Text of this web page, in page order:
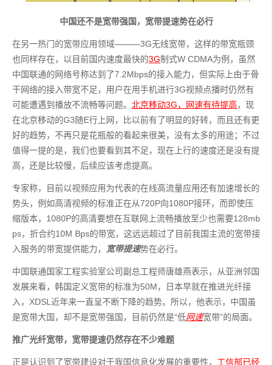
中国还不是宽带强国，宽带提速势在必行
在另一热门的宽带应用领域———3G无线宽带，这样的带宽瓶颈
也同样存在，以目前国内速度最快的3G制式W CDMA为例，虽然
中国联通的网络号称达到了7.2Mbps的接入能力，但实际上由于骨
干网络的接入带宽不足，用户在用手机进行3G视频点播时仍然有
可能遭遇到播放不流畅等问题。 北京移动3G，网速有待提高，现
在北京移动的G3随E行上网，比以前有了明显的好转，而且还有更
好的趋势，不再只是花瓶般的看起来很美，没有太多的用途；不过
值得一提的是，我们也要看到其不足，现在上行的速度还是没有提
高，还是比较慢，后续应该考虑提高。
专家称，目前以视频应用为代表的在线高流量应用还有加速增长的
势头，例如高清视频的标准正在从720P向1080P接环，而即使压
缩版本，1080P的高清要想在互联网上流畅播放至少也需要128mb
ps，折合约10M Bps的带宽，这远远超过了目前我国主流的宽带接
入服务的带宽提供能力，
宽带提速势在必行。
中国联通国家工程实验室公司副总工程师唐雄燕表示，从亚洲邻国
发展来看，韩国定义宽带的标准为50M，日本早就在推进光纤接
入，XDSL近年来一直呈不断下降的趋势。所以，他表示，中国虽
是宽带大国，却不是宽带强国，目前仍然是“低网速宽带”的局面。
推广光纤宽带， 宽带提速仍然存在不少难题
正是认识到了宽带建设对于我国信息化发展的重要性， 工信部已经